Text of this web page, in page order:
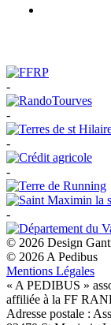
-
-
-
-
-
© 2026 Design
© 2026 A Pedibus
Mentions Légales
« A PEDIBUS »
affiliée à la FF
Adresse postale :